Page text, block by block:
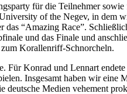
für die Teilnehmer
of the Negev, in dem
“Amazing Race”.
und das Finale und
zum Korallenriff-Schnorcheln.
Konrad und Lennart
Insgesamt haben wir eine
deutsche Medien vehement